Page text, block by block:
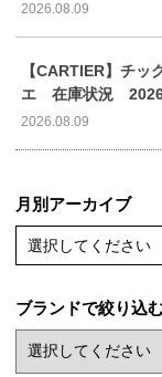
2026.08.09
【CARTIER】チ
エ 在庫状況 2026
2026.08.09
月別アーカイブ
選択してください
ブランドで絞り込